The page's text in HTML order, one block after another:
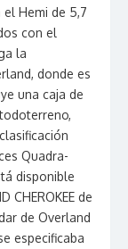
Hemi de 5,7
con el
la
donde es
una caja de
Quadra-
disponible
CHEROKEE de
de Overland
especificaba